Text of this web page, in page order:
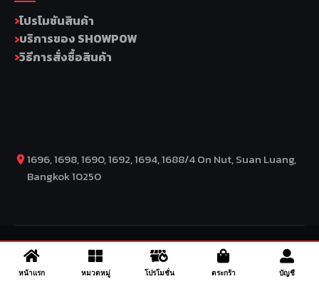
หน้าแรก หมวดหมู่ โปรโมชั่น ตระกร้า บัญชี
โปรโมชันสินค้า
บริการของ SHOWPOW
วิธีการสั่งซื้อสินค้า
1696, 1698, 1690, 1692, 1694, 1688/4 On Nut, Suan Luang,
Bangkok 10250
COPYRIGHT BY COMP MOTO CO., LTD © 2026– SuperBike x
SuperDrive – ข่าวรถยนต์ รีวิวรถยนต์ไฟฟ้า ข่าวรถไฟฟ้า ข่าวรถ
จักรยานยนต์ รีวิวมอเตอร์ไซค์ ข่าวมอเตอร์ไซค์ รถยนต์ รถไฟฟ้า